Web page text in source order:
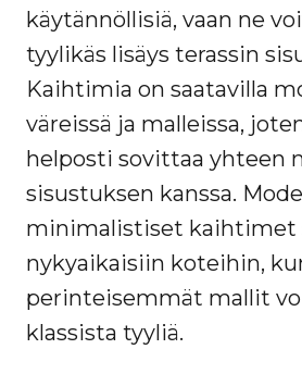
käytännöllisiä, vaan ne
tyylikäs lisäys terassin
Kaihtimia on saatavilla
väreissä ja malleissa,
helposti sovittaa yhteen
sisustuksen kanssa.
minimalistiset kaihtimet
nykyaikaisiin koteihin,
perinteisemmät mallit
klassista tyyliä.